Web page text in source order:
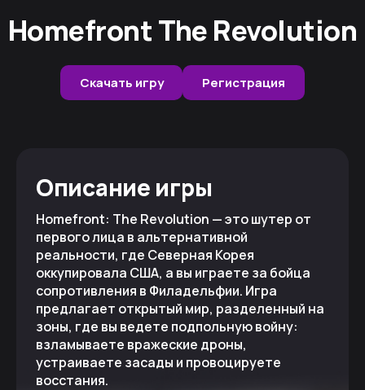
Homefront The Revolution
Скачать игру Регистрация
Описание игры
Homefront: The Revolution — это шутер от
первого лица в альтернативной
реальности, где Северная Корея
оккупировала США, а вы играете за бойца
сопротивления в Филадельфии. Игра
предлагает открытый мир, разделенный на
зоны, где вы ведете подпольную войну:
взламываете вражеские дроны,
устраиваете засады и провоцируете
восстания.